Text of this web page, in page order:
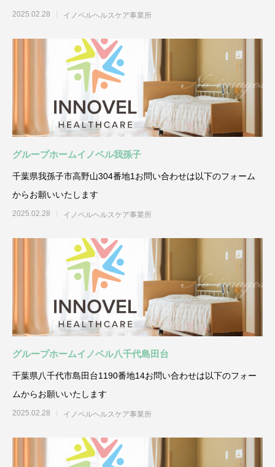
2025.02.28 イノベルヘルスケア事業所
グループホームイノベル我孫子
千葉県我孫子市高野山304番地1お問い合わせは以下のフォーム
からお願いいたします
2025.02.28 イノベルヘルスケア事業所
グループホームイノベル八千代島田台
千葉県八千代市島田台1190番地14お問い合わせは以下のフォー
ムからお願いいたします
2025.02.28 イノベルヘルスケア事業所